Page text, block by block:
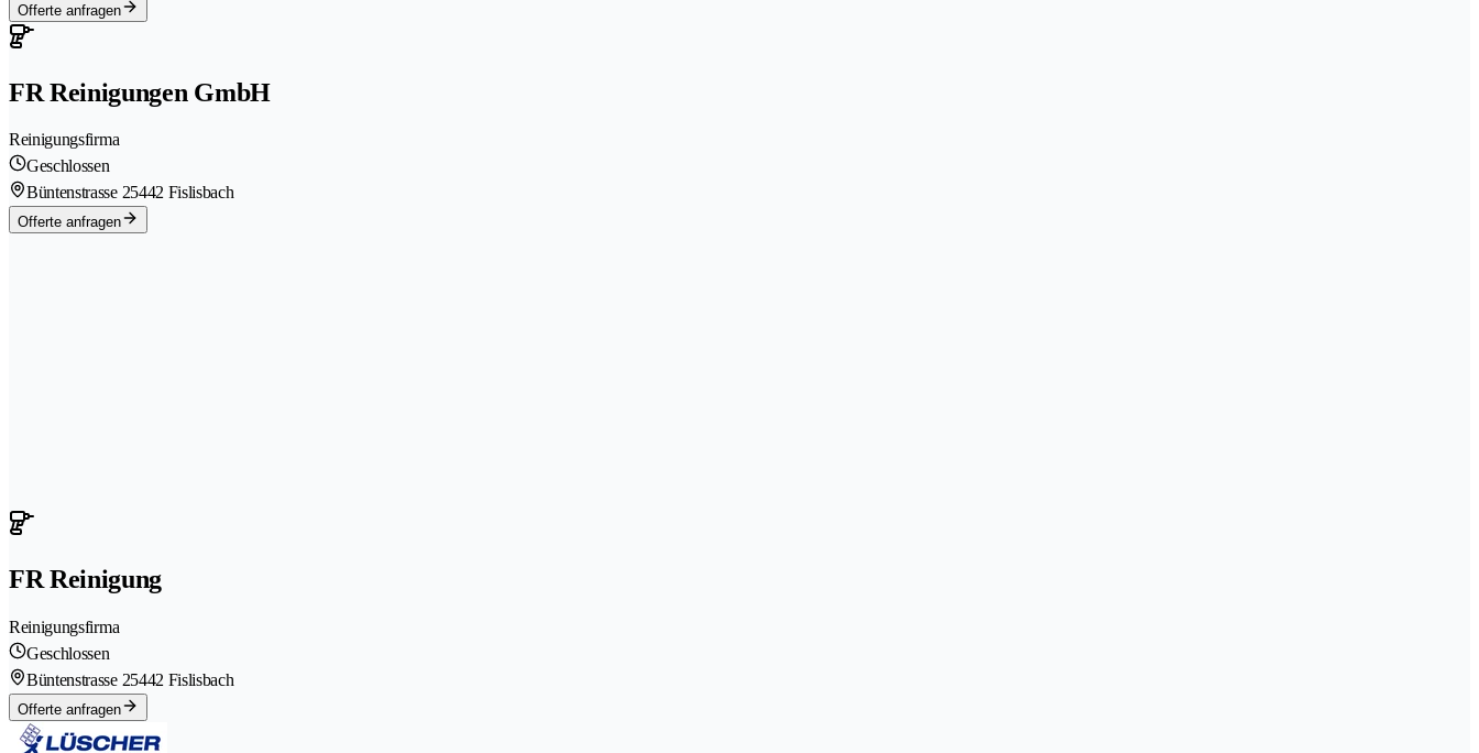
Offerte anfragen
FR Reinigungen GmbH
Reinigungsfirma
Geschlossen
Büntenstrasse 25442 Fislisbach
Offerte anfragen
FR Reinigung
Reinigungsfirma
Geschlossen
Büntenstrasse 25442 Fislisbach
Offerte anfragen